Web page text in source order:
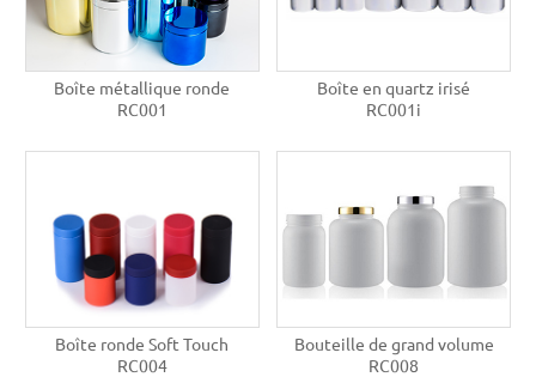
Boîte métallique ronde
RC001
Boîte en quartz irisé
RC001i
Boîte ronde Soft Touch
RC004
Bouteille de grand volume
RC008